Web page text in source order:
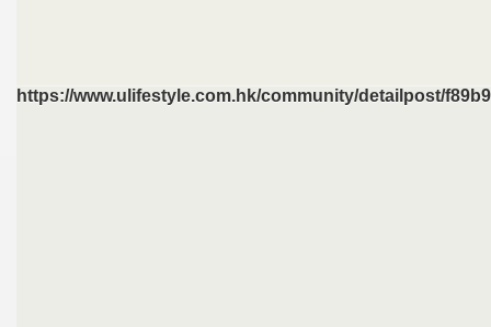
https://www.ulifestyle.com.hk/community/detailpost/